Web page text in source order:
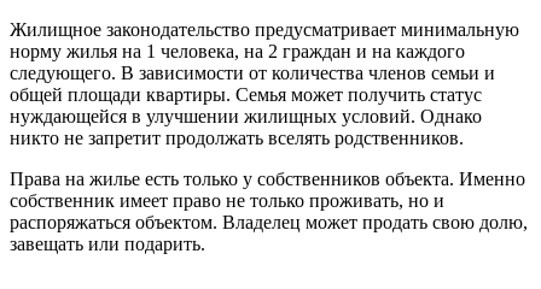
Жилищное законодательство предусматривает минимальную
норму жилья на 1 человека, на 2 граждан и на каждого
следующего. В зависимости от количества членов семьи и
общей площади квартиры. Семья может получить статус
нуждающейся в улучшении жилищных условий. Однако
никто не запретит продолжать вселять родственников.
Права на жилье есть только у собственников объекта. Именно
собственник имеет право не только проживать, но и
распоряжаться объектом. Владелец может продать свою долю,
завещать или подарить.